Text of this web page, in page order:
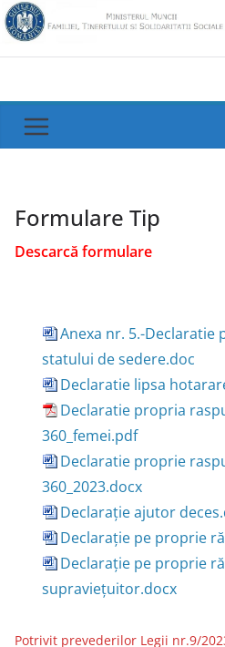
Skip
to
content
Formulare Tip
Descarcă formulare
Anexa nr. 5.-
statului de sedere.doc
Declaratie lipsa
Declaratie propria
360_femei.pdf
Declaratie proprie
360_2023.docx
Declarație ajutor
Declarație pe proprie
Declarație pe proprie
supraviețuitor.docx
Potrivit prevederilor Legii nr.9/